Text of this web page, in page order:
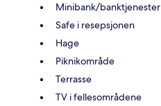
Minibank/banktjenester
Safe i resepsjonen
Hage
Piknikområde
Terrasse
TV i fellesområdene